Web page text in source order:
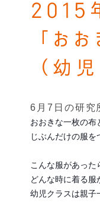
2015
「お
（幼
6月7日の研究
おおきな一枚の布
じぶんだけの服
こんな服があった
どんな時に着る
幼児クラスは親子